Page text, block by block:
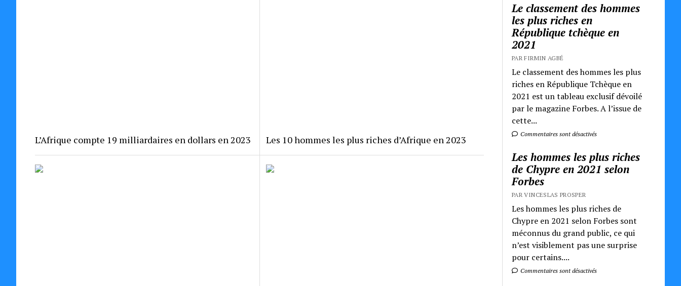
L’Afrique compte 19 milliardaires en dollars en 2023 Les 10 hommes les plus riches d’Afrique en 2023
Le classement des hommes
les plus riches en
République tchèque en
2021
PAR FIRMIN AGBÉ
Le classement des hommes les plus
riches en République Tchèque en
2021 est un tableau exclusif dévoilé
par le magazine Forbes. A l’issue de
cette...
Commentaires sont désactivés
Les hommes les plus riches
de Chypre en 2021 selon
Forbes
PAR VINCESLAS PROSPER
Les hommes les plus riches de
Chypre en 2021 selon Forbes sont
méconnus du grand public, ce qui
n’est visiblement pas une surprise
pour certains....
Commentaires sont désactivés